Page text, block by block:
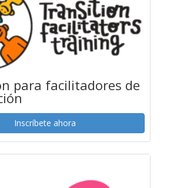
para facilitadores de
Inscríbete ahora